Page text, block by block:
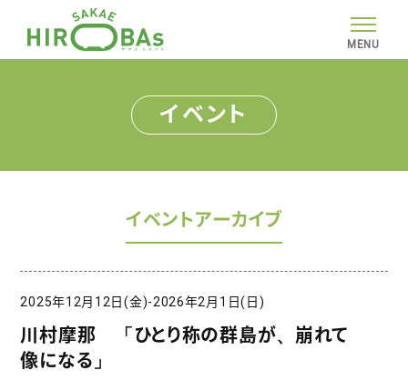
MENU
イベント
イベントアーカイブ
2025年12月12日(金)-2026年2月1日(日)
川村摩那 「ひとり称の群島が、崩れて
像になる」